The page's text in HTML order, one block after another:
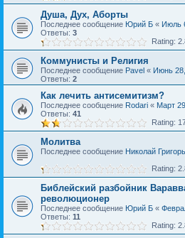
Душа, Дух, Аборты
Последнее сообщение Юрий Б « Июль
Ответы: 3
Rating:
Коммунисты и Религия
Последнее сообщение Pavel « Июнь
Ответы: 2
Как лечить антисемитизм?
Последнее сообщение Rodari « Март
Ответы: 41
Rating:
Молитва
Последнее сообщение Николай
Rating:
Библейский разбойник
революционер
Последнее сообщение Юрий Б «
Ответы: 11
Rating: